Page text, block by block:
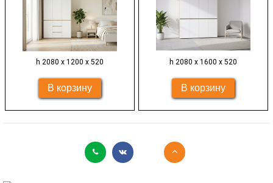
h 2080 х 1200 х 520 h 2080 х 1600 х 520